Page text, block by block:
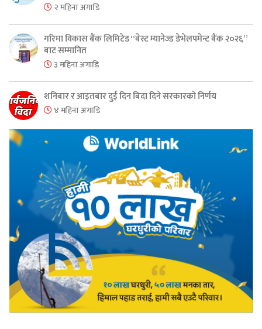
२ महिना अगाडि
गरिमा विकास बैंक लिमिटेड “बेस्ट म्यानेज्ड डेभेलपमेन्ट बैंक २०२६”
बाट सम्मानित
३ महिना अगाडि
शनिबार र आइतबार दुई दिन बिदा दिने सरकारको निर्णय
४ महिना अगाडि